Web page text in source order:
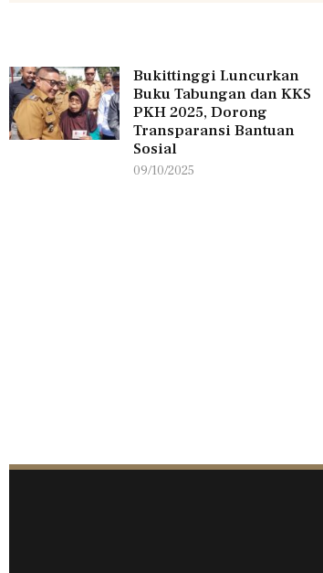
Bukittinggi Luncurkan
Buku Tabungan dan KKS
PKH 2025, Dorong
Transparansi Bantuan
Sosial
09/10/2025